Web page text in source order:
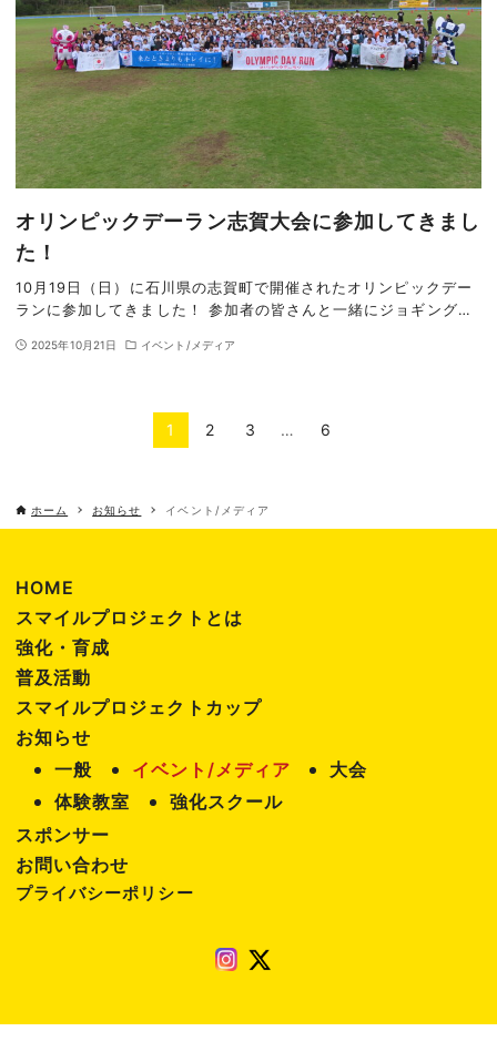
オリンピックデーラン志賀大会に参加してきまし
た！
10月19日（日）に石川県の志賀町で開催されたオリンピックデー
ランに参加してきました！ 参加者の皆さんと一緒にジョギング…
2025年10月21日 イベント/メディア
1 2 3 … 6
ホーム お知らせ イベント/メディア
HOME
スマイルプロジェクトとは
強化・育成
普及活動
スマイルプロジェクトカップ
お知らせ
一般
イベント/メディア
大会
体験教室
強化スクール
スポンサー
お問い合わせ
プライバシーポリシー